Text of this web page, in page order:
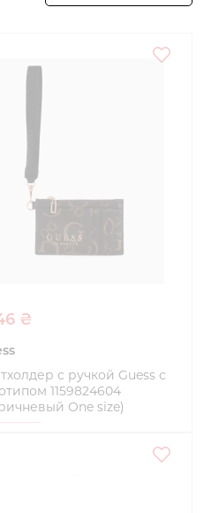
₴
с ручкой Guess с
1159824604
One size)